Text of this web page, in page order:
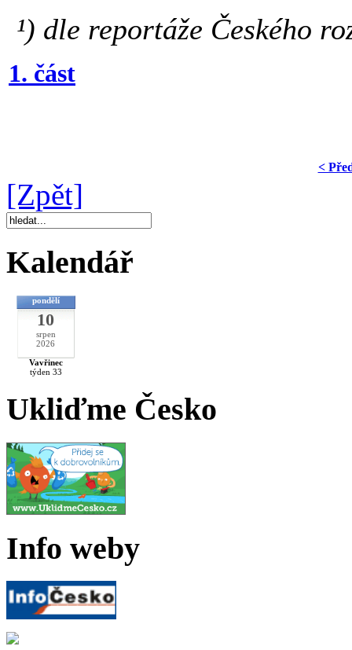
¹) dle reportáže Českého
1. část
<
[Zpět]
Kalendář
pondělí
10
srpen
2026
Vavřinec
týden 33
Ukliďme Česko
Info weby